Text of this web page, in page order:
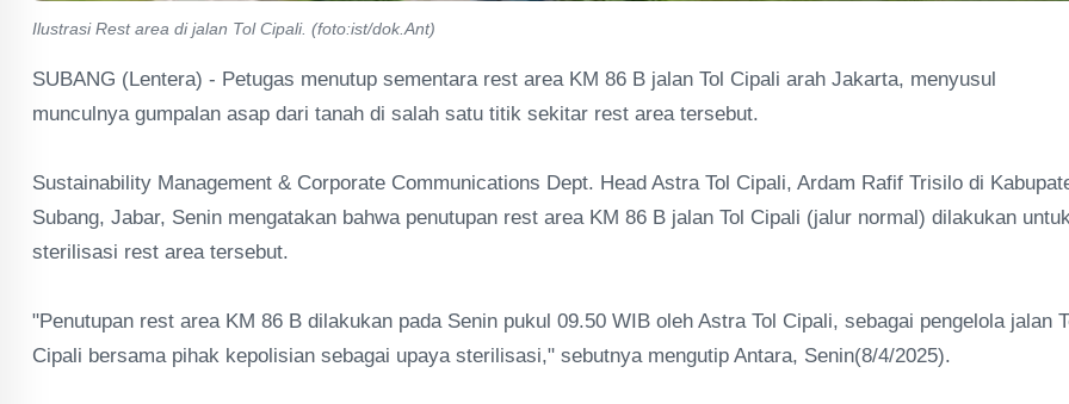
Ilustrasi Rest area di jalan Tol Cipali. (foto:ist/dok.Ant)
SUBANG (Lentera) - Petugas menutup sementara rest area KM 86 B jalan Tol Cipali arah Jakarta, menyusul
munculnya gumpalan asap dari tanah di salah satu titik sekitar rest area tersebut.
Sustainability Management & Corporate Communications Dept. Head Astra Tol Cipali, Ardam Rafif Trisilo di
Subang, Jabar, Senin mengatakan bahwa penutupan rest area KM 86 B jalan Tol Cipali (jalur normal) dilakukan
sterilisasi rest area tersebut.
"Penutupan rest area KM 86 B dilakukan pada Senin pukul 09.50 WIB oleh Astra Tol Cipali, sebagai pengelola jalan
Cipali bersama pihak kepolisian sebagai upaya sterilisasi," sebutnya mengutip Antara, Senin(8/4/2025).